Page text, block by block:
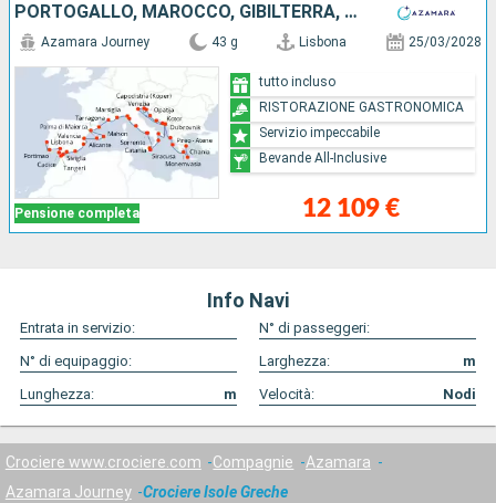
PORTOGALLO, MAROCCO, GIBILTERRA, SPAGNA, MAIORCA, FRANCIA, MONACO MONTE CARLO, ITALIA, MONTENEGRO, SLOVENIA, CROAZIA, GRECIA
Pensione completa
Azamara Journey 43 g Lisbona 25/03/2028
12 109 €
tutto incluso
RISTORAZIONE GASTRONOMICA
Servizio impeccabile
Bevande All-Inclusive
Info Navi
Entrata in servizio:
N° di passeggeri:
N° di equipaggio:
Larghezza:
m
Lunghezza:
m Velocità: Nodi
Crociere www.crociere.com Compagnie
Azamara
Azamara Journey
Crociere Isole Greche